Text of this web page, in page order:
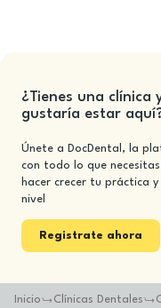
¿Tienes una clínica
gustaría estar
Únete a DocDental, la
con todo lo que
hacer crecer tu práctica y
nivel
Registrate ahora
Inicio Clínicas Dentales